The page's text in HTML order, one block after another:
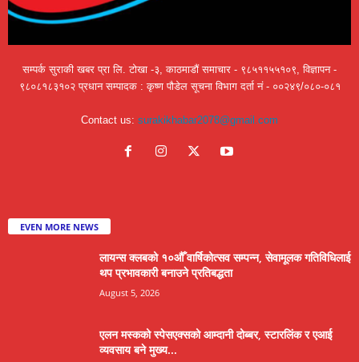
सम्पर्क सुराकी खबर प्रा लि. टोखा -३, काठमाडौं समाचार - ९८५११५५१०९, विज्ञापन -
९८०८१८३१०२ प्रधान सम्पादक : कृष्ण पौडेल सूचना विभाग दर्ता नं - ००२४९/०८०-०८१
Contact us: surakikhabar2078@gmail.com
EVEN MORE NEWS
लायन्स क्लबको १०औँ वार्षिकोत्सव सम्पन्न, सेवामूलक गतिविधिलाई
थप प्रभावकारी बनाउने प्रतिबद्धता
August 5, 2026
एलन मस्कको स्पेसएक्सको आम्दानी दोब्बर, स्टारलिंक र एआई
व्यवसाय बने मुख्य...